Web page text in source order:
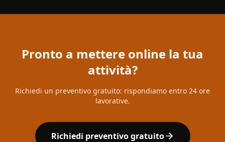
Pronto a mettere online la tua
attività?
Richiedi un preventivo gratuito: rispondiamo entro 24 ore
lavorative.
Richiedi preventivo gratuito